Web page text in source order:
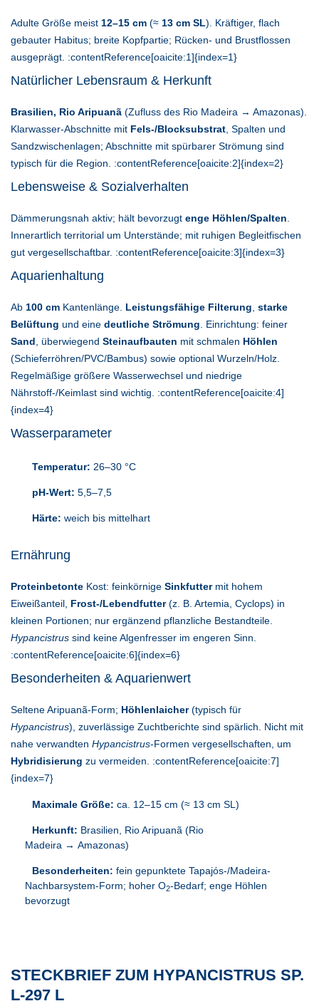
Adulte Größe meist 12–15 cm (≈ 13 cm SL). Kräftiger, flach
gebauter Habitus; breite Kopfpartie; Rücken- und Brustflossen
ausgeprägt. :contentReference[oaicite:1]{index=1}
Natürlicher Lebensraum & Herkunft
Brasilien, Rio Aripuanã (Zufluss des Rio Madeira → Amazonas).
Klarwasser-Abschnitte mit Fels-/Blocksubstrat, Spalten und
Sandzwischenlagen; Abschnitte mit spürbarer Strömung sind
typisch für die Region. :contentReference[oaicite:2]{index=2}
Lebensweise & Sozialverhalten
Dämmerungsnah aktiv; hält bevorzugt enge Höhlen/Spalten.
Innerartlich territorial um Unterstände; mit ruhigen Begleitfischen
gut vergesellschaftbar. :contentReference[oaicite:3]{index=3}
Aquarienhaltung
Ab 100 cm Kantenlänge. Leistungsfähige Filterung, starke
Belüftung und eine deutliche Strömung. Einrichtung: feiner
Sand, überwiegend Steinaufbauten mit schmalen Höhlen
(Schieferröhren/PVC/Bambus) sowie optional Wurzeln/Holz.
Regelmäßige größere Wasserwechsel und niedrige
Nährstoff-/Keimlast sind wichtig. :contentReference[oaicite:4]
{index=4}
Wasserparameter
Temperatur: 26–30 °C
pH-Wert: 5,5–7,5
Härte: weich bis mittelhart
Ernährung
Proteinbetonte Kost: feinkörnige Sinkfuttermit hohem
Eiweißanteil, Frost-/Lebendfutter(z. B. Artemia, Cyclops) in
kleinen Portionen; nur ergänzend pflanzliche Bestandteile.
Hypancistrus sind keine Algenfresser im engeren Sinn.
:contentReference[oaicite:6]{index=6}
Besonderheiten & Aquarienwert
Seltene Aripuanã-Form; Höhlenlaicher(typisch für
Hypancistrus), zuverlässige Zuchtberichte sind spärlich. Nicht mit
nahe verwandten Hypancistrus-Formen vergesellschaften, um
Hybridisierung zu vermeiden. :contentReference[oaicite:7]
{index=7}
Maximale Größe: ca. 12–15 cm (≈ 13 cm SL)
Herkunft: Brasilien, Rio Aripuanã (Rio
Madeira → Amazonas)
Besonderheiten: fein gepunktete Tapajós-/Madeira-
Nachbarsystem-Form; hoher O2-Bedarf; enge Höhlen
bevorzugt
STECKBRIEF ZUM HYPANCISTRUS SP.
L-297 L